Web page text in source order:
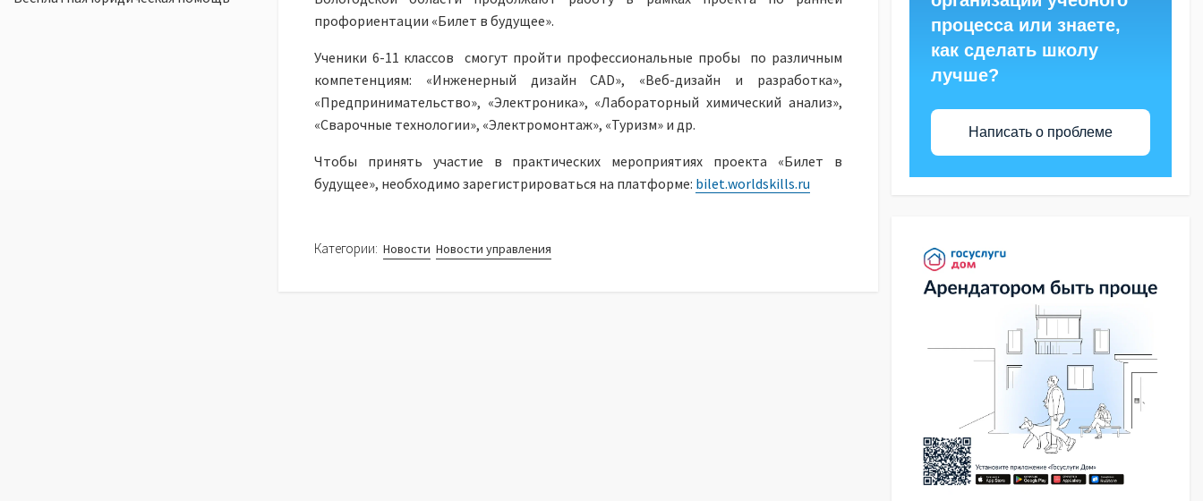
профориентации «Билет в будущее».
Ученики 6-11 классов смогут пройти профессиональные пробы по различным
компетенциям: «Инженерный дизайн CAD», «Веб-дизайн и разработка»,
«Предпринимательство», «Электроника», «Лабораторный химический анализ»,
«Сварочные технологии», «Электромонтаж», «Туризм» и др.
Чтобы принять участие в практических мероприятиях проекта «Билет в
будущее», необходимо зарегистрироваться на платформе: bilet.worldskills.ru
Категории: Новости Новости управления
процесса или знаете,
как сделать школу
лучше?
Написать о проблеме